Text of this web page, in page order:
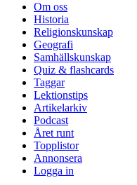
Om oss
Historia
Religionskunskap
Geografi
Samhällskunskap
Quiz & flashcards
Taggar
Lektionstips
Artikelarkiv
Podcast
Året runt
Topplistor
Annonsera
Logga in